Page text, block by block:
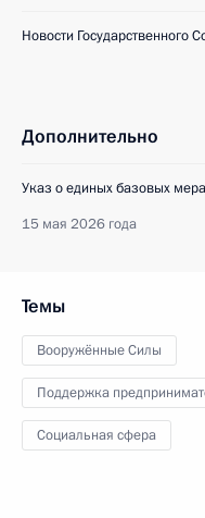
Новости Государственного
Дополнительно
Указ о единых базовых
15 мая 2026 года
Темы
Вооружённые Силы
Поддержка
Социальная сфера